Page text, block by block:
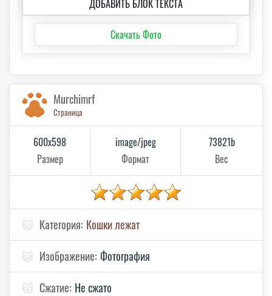
ДОБАВИТЬ БЛОК ТЕКСТА
Скачать Фото
Murchimrf
Страница
600x598
Размер
image/jpeg
Формат
73821b
Вес
🐱 Категория: Кошки лежат
🐱 Изображение: Фотография
🐱 Сжатие: Не сжато